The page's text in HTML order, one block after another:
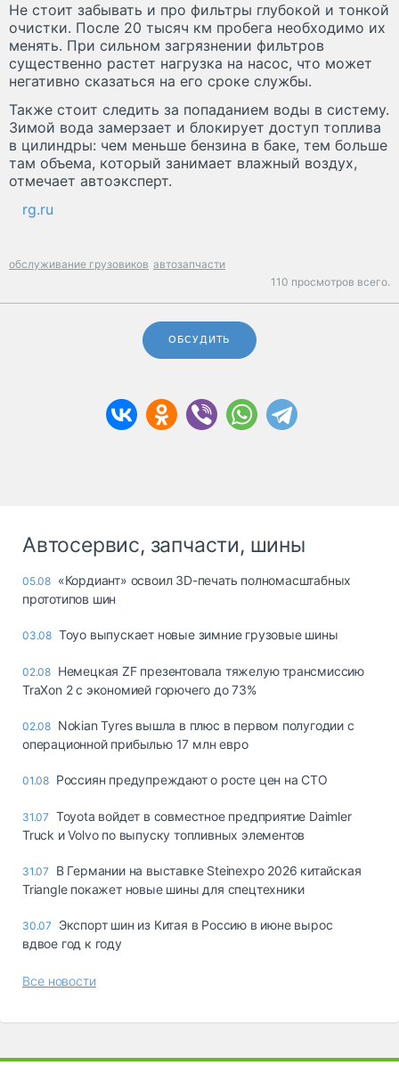
Не стоит забывать и про фильтры глубокой и тонкой
очистки. После 20 тысяч км пробега необходимо их
менять. При сильном загрязнении фильтров
существенно растет нагрузка на насос, что может
негативно сказаться на его сроке службы.
Также стоит следить за попаданием воды в систему.
Зимой вода замерзает и блокирует доступ топлива
в цилиндры: чем меньше бензина в баке, тем больше
там объема, который занимает влажный воздух,
отмечает автоэксперт.
rg.ru
обслуживание грузовиков автозапчасти
110 просмотров всего.
ОБСУДИТЬ
Автосервис, запчасти, шины
05.08 «Кордиант» освоил 3D-печать полномасштабных
прототипов шин
03.08 Toyo выпускает новые зимние грузовые шины
02.08 Немецкая ZF презентовала тяжелую трансмиссию
TraXon 2 с экономией горючего до 73%
02.08 Nokian Tyres вышла в плюс в первом полугодии с
операционной прибылью 17 млн евро
01.08 Россиян предупреждают о росте цен на СТО
31.07 Toyota войдет в совместное предприятие Daimler
Truck и Volvo по выпуску топливных элементов
31.07
В Германии на выставке Steinexpo 2026 китайская
Triangle покажет новые шины для спецтехники
30.07
Экспорт шин из Китая в Россию в июне вырос
вдвое год к году
Все новости